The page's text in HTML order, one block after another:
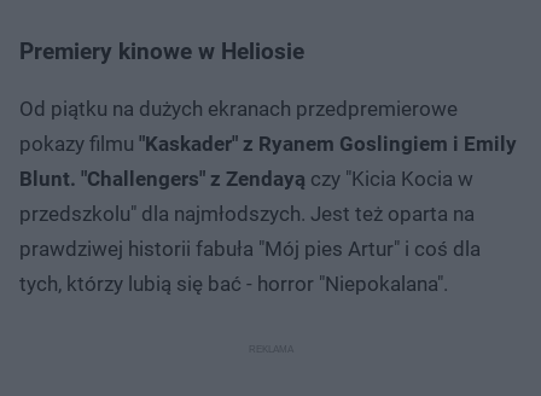
Premiery kinowe w Heliosie
Od piątku na dużych ekranach przedpremierowe
pokazy filmu "Kaskader" z Ryanem Goslingiem i Emily
Blunt. "Challengers" z Zendayą czy "Kicia Kocia w
przedszkolu" dla najmłodszych. Jest też oparta na
prawdziwej historii fabuła "Mój pies Artur" i coś dla
tych, którzy lubią się bać - horror "Niepokalana".